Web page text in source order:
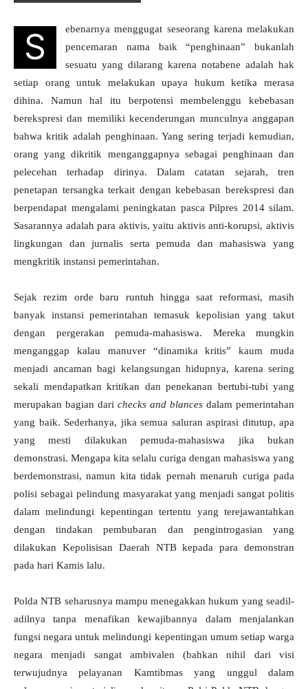
S
ebenarnya menggugat seseorang karena melakukan
pencemaran nama baik “penghinaan” bukanlah
sesuatu yang dilarang karena notabene adalah hak
setiap orang untuk melakukan upaya hukum ketika merasa
dihina. Namun hal itu berpotensi membelenggu kebebasan
berekspresi dan memiliki kecenderungan munculnya anggapan
bahwa kritik adalah penghinaan. Yang sering terjadi kemudian,
orang yang dikritik menganggapnya sebagai penghinaan dan
pelecehan terhadap dirinya. Dalam catatan sejarah, tren
penetapan tersangka terkait dengan kebebasan berekspresi dan
berpendapat mengalami peningkatan pasca Pilpres 2014 silam.
Sasarannya adalah para aktivis, yaitu aktivis anti-korupsi, aktivis
lingkungan dan jurnalis serta pemuda dan mahasiswa yang
mengkritik instansi pemerintahan.
Sejak rezim orde baru runtuh hingga saat reformasi, masih
banyak instansi pemerintahan temasuk kepolisian yang takut
dengan pergerakan pemuda-mahasiswa. Mereka mungkin
menganggap kalau manuver “dinamika kritis” kaum muda
menjadi ancaman bagi kelangsungan hidupnya, karena sering
sekali mendapatkan kritikan dan penekanan bertubi-tubi yang
merupakan bagian dari checks and blances dalam pemerintahan
yang baik. Sederhanya, jika semua saluran aspirasi ditutup, apa
yang mesti dilakukan pemuda-mahasiswa jika bukan
demonstrasi. Mengapa kita selalu curiga dengan mahasiswa yang
berdemonstrasi, namun kita tidak pernah menaruh curiga pada
polisi sebagai pelindung masyarakat yang menjadi sangat politis
dalam melindungi kepentingan tertentu yang terejawantahkan
dengan tindakan pembubaran dan pengintrogasian yang
dilakukan Kepolisisan Daerah NTB kepada para demonstran
pada hari Kamis lalu.
Polda NTB seharusnya mampu menegakkan hukum yang seadil-
adilnya tanpa menafikan kewajibannya dalam menjalankan
fungsi negara untuk melindungi kepentingan umum setiap warga
negara menjadi sangat ambivalen (bahkan nihil dari visi
terwujudnya pelayanan Kamtibmas yang unggul dalam